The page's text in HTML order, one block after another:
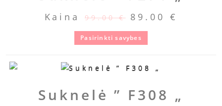
Kaina 99.00€ 89.00 €
Pasirinkti savybes
Suknelė ” F308 „